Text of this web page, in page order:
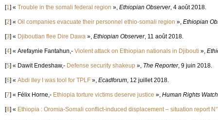
[1] « Trouble in the somali federal region », Ethiopian Observer, 4 août 2018.
[2] « Oil companies evacuate their personnel ethio-somali region », Ethiopian
[3] « Djiboutian flee Dire Dawa », Ethiopian Observer, 11 août 2018.
[4] « Arefaynie Fantahun,- Violent attack on Ethiopian nationals in Djibouti »,
[5] « Dawit Endeshaw,- Defense security shakeup », The Reporter, 9 juin 2018.
[6] « Abdi Iley I was tool for TPLF », Ecadforum, 12 juillet 2018.
[7] « Félix Horne,- Ethiopia torture victims deserve justice », Human Rights Watch
[8] « Ethiopia : Oromia-Somali conflict-induced displacement – situation report